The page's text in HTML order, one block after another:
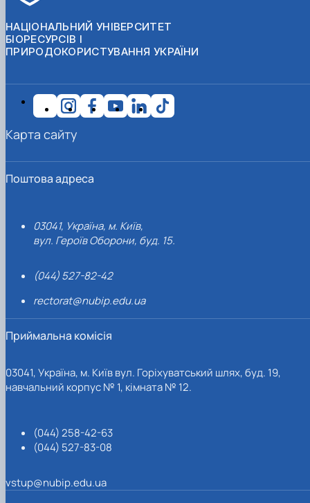
НАЦІОНАЛЬНИЙ УНІВЕРСИТЕТ
БІОРЕСУРСІВ І
ПРИРОДОКОРИСТУВАННЯ УКРАЇНИ
Поштова адреса
03041, Україна, м. Київ,
вул. Героїв Оборони, буд. 15.
(044) 527-82-42
rectorat@nubip.edu.ua
Приймальна комісія
03041, Україна, м. Київ вул. Горіхуватський шлях, буд. 19,
навчальний корпус № 1, кімната № 12.
(044) 258-42-63
(044) 527-83-08
vstup@nubip.edu.ua
Карта сайту